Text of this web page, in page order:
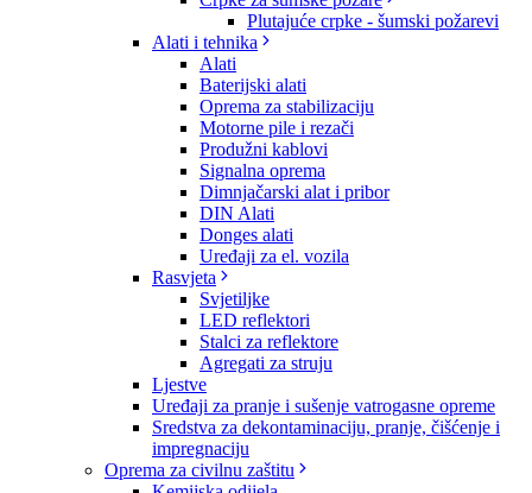
Plutajuće crpke - šumski požarevi
Alati i tehnika
Alati
Baterijski alati
Oprema za stabilizaciju
Motorne pile i rezači
Produžni kablovi
Signalna oprema
Dimnjačarski alat i pribor
DIN Alati
Donges alati
Uređaji za el. vozila
Rasvjeta
Svjetiljke
LED reflektori
Stalci za reflektore
Agregati za struju
Ljestve
Uređaji za pranje i sušenje vatrogasne opreme
Sredstva za dekontaminaciju, pranje, čišćenje i
impregnaciju
Oprema za civilnu zaštitu